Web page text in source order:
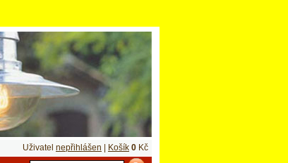
Uživatel nepřihlášen Košík 0 Kč